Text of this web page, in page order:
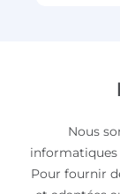
Nous
informatiques
Pour fournir